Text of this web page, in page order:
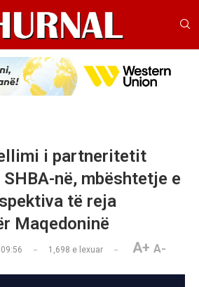
i partneritetit
në, mbështetje e
të reja
Maqedoninë
1,698 e lexuar A+ A-